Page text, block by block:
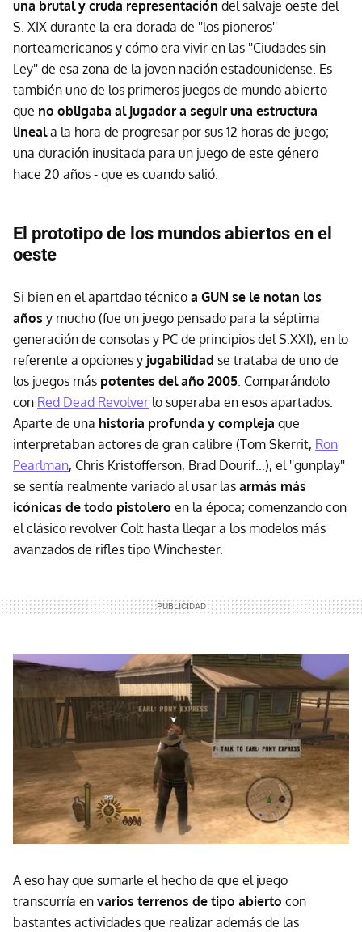
una brutal y cruda representación del salvaje oeste del
S. XIX durante la era dorada de ''los pioneros''
norteamericanos y cómo era vivir en las ''Ciudades sin
Ley'' de esa zona de la joven nación estadounidense. Es
también uno de los primeros juegos de mundo abierto
que no obligaba al jugador a seguir una estructura
lineala la hora de progresar por sus 12 horas de juego;
una duración inusitada para un juego de este género
hace 20 años - que es cuando salió.
El prototipo de los mundos abiertos en el
oeste
Si bien en el apartdao técnico a GUN se le notan los
años y mucho (fue un juego pensado para la séptima
generación de consolas y PC de principios del S.XXI), en lo
referente a opciones y jugabilidad se trataba de uno de
los juegos más potentes del año 2005. Comparándolo
con Red Dead Revolver lo superaba en esos apartados.
Aparte de una historia profunda y compleja que
interpretaban actores de gran calibre (Tom Skerrit, Ron
Pearlman, Chris Kristofferson, Brad Dourif...), el ''gunplay''
se sentía realmente variado al usar las armás más
icónicas de todo pistolero en la época; comenzando con
el clásico revolver Colt hasta llegar a los modelos más
avanzados de rifles tipo Winchester.
A eso hay que sumarle el hecho de que el juego
transcurría en varios terrenos de tipo abierto con
bastantes actividades que realizar además de las